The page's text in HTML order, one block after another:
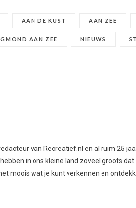
AAN DE KUST AAN ZEE
AAN ZEE NIEUWS
van Recreatief.nl en al ruim 25
in ons kleine land zoveel groots
moois wat je kunt verkennen en